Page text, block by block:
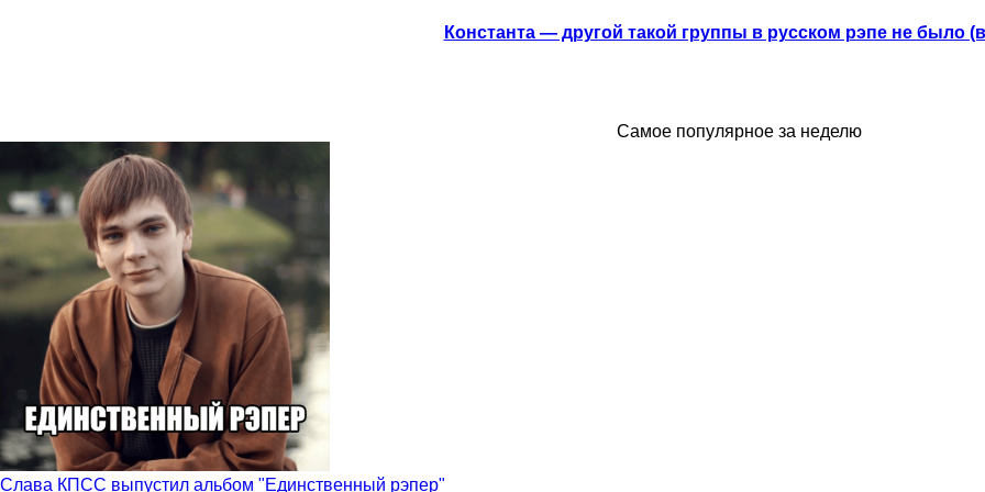
Константа — другой такой группы в русском рэпе не было
Самое популярное за неделю
Слава КПСС выпустил альбом "Единственный рэпер"